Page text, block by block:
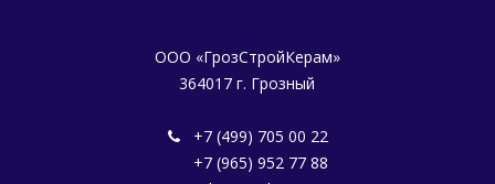
ООО «ГрозСтройКерам»
364017 г. Грозный
+7 (499) 705 00 22
+7 (965) 952 77 88